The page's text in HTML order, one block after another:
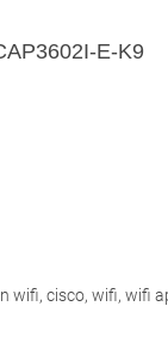
E-K9
wifi, cisco, wifi, wifi